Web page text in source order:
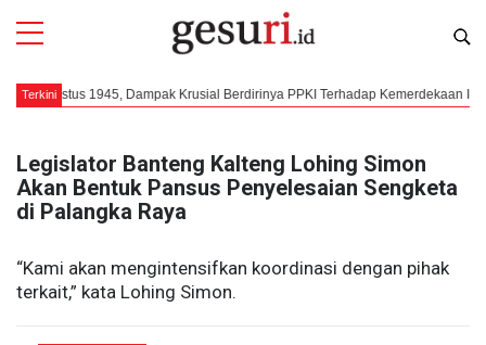
Terkini
1945, Dampak Krusial Berdirinya PPKI Terhadap Kemerdekaan Indonesia
Legislator Banteng Kalteng Lohing Simon
Akan Bentuk Pansus Penyelesaian Sengketa
di Palangka Raya
“Kami akan mengintensifkan koordinasi dengan pihak
terkait,” kata Lohing Simon.